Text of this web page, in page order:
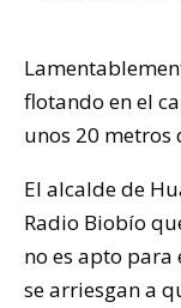
flotando en el
unos 20 metros
El alcalde de
Radio Biobío
no es apto para
se arriesgan a